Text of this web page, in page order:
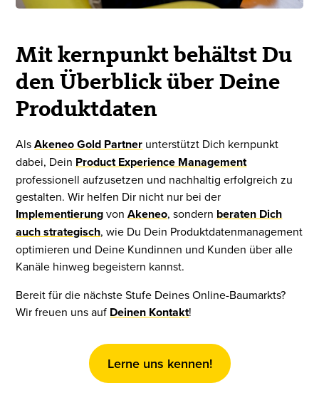
Mit kernpunkt behältst Du
den Überblick über Deine
Produktdaten
AlsAkeneo Gold Partner unterstützt Dich kernpunkt
dabei, Dein Product Experience Management
professionell aufzusetzen und nachhaltig erfolgreich zu
gestalten. Wir helfen Dir nicht nur bei der
ImplementierungvonAkeneo, sondern beraten Dich
auch strategisch, wie Du Dein Produktdatenmanagement
optimieren und Deine Kundinnen und Kunden über alle
Kanäle hinweg begeistern kannst.
Bereit für die nächste Stufe Deines Online-Baumarkts?
Wir freuen uns auf Deinen Kontakt!
Lerne uns kennen!